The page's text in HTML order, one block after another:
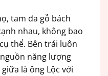
tam đa gỗ bách
nhau, không bao
thể. Bên trái luôn
năng lượng
là ông Lộc với